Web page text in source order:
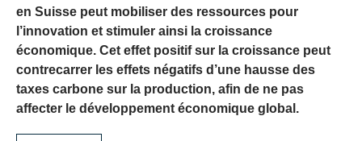
en Suisse peut mobiliser des ressources pour
l’innovation et stimuler ainsi la croissance
économique. Cet effet positif sur la croissance peut
contrecarrer les effets négatifs d’une hausse des
taxes carbone sur la production, afin de ne pas
affecter le développement économique global.